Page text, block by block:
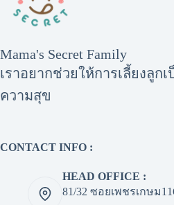
Mama's Secret Family
เราอยากช่วยให้การเลี้ยงลูก
ความสุข
CONTACT INFO :
HEAD OFFICE :
81/32 ซอยเพชรเกษม